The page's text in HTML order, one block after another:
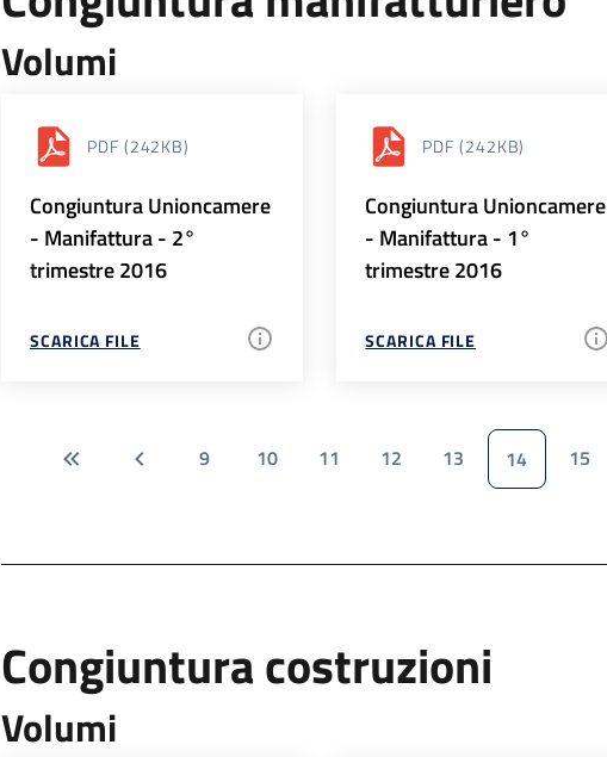
Volumi
PDF (242KB)
Congiuntura Unioncamere
- Manifattura - 2°
trimestre 2016
SCARICA FILE
PDF (242KB)
Congiuntura Unioncamere
- Manifattura - 1°
trimestre 2016
SCARICA FILE
9 10 11 12 13 14 15
Congiuntura costruzioni
Volumi